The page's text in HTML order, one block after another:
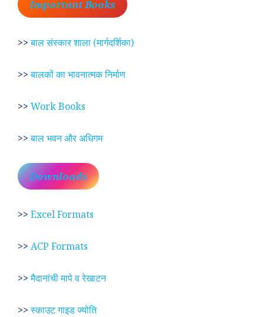
Important Books
>>बाल संस्कार शाला (मार्गदर्शिका)
>>बालकों का भावनात्मक निर्माण
>> Work Books
>>बाल भवन और अधिगम
Downloads
>> Excel Formats
>> ACP Formats
>>मैदानांची मापे व रेखाटन
>>स्काउट गाइड ज्योति